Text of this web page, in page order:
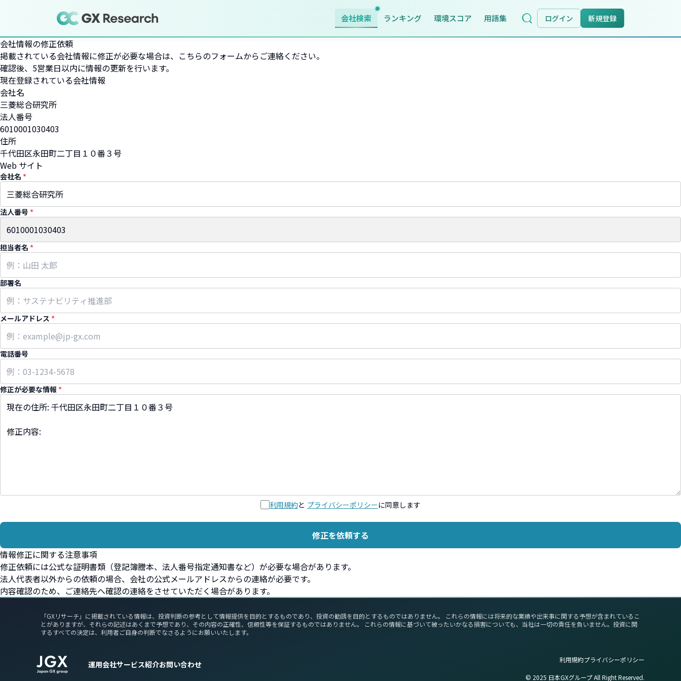
会社検索 ランキング 環境スコア 用語集 ログイン 新規登録
会社情報の修正依頼
掲載されている会社情報に修正が必要な場合は、こちらのフォームからご連絡ください。
確認後、5営業日以内に情報の更新を行います。
現在登録されている会社情報
会社名
三菱総合研究所
法人番号
6010001030403
住所
千代田区永田町二丁目１０番３号
Web サイト
会社名 *
法人番号 *
担当者名 *
部署名
メールアドレス *
電話番号
修正が必要な情報 *
利用規約と プライバシーポリシーに同意します
修正を依頼する
情報修正に関する注意事項
修正依頼には公式な証明書類（登記簿謄本、法人番号指定通知書など）が必要な場合があります。
法人代表者以外からの依頼の場合、会社の公式メールアドレスからの連絡が必要です。
内容確認のため、ご連絡先へ確認の連絡をさせていただく場合があります。
「GXリサーチ」に掲載されている情報は、投資判断の参考として情報提供を目的とするものであり、投資の勧誘を目的とするものではありません。 これらの情報には将来的な業績や出来事に関する予想が含まれているこ
とがありますが、それらの記述はあくまで予想であり、その内容の正確性、信頼性等を保証するものではありません。 これらの情報に基づいて被ったいかなる損害についても、当社は一切の責任を負いません。投資に関
するすべての決定は、利用者ご自身の判断でなさるようにお願いいたします。
運用会社サービス紹介お問い合わせ 利用規約プライバシーポリシー
©︎ 2025 日本GXグループ All Right Reserved.